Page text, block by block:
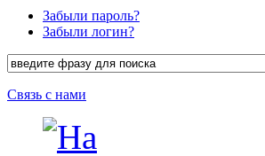
Забыли пароль?
Забыли логин?
Связь с нами